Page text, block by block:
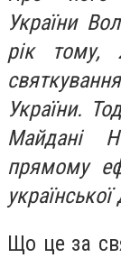
України
рік тому,
України.
Майдані
прямому
Що це за